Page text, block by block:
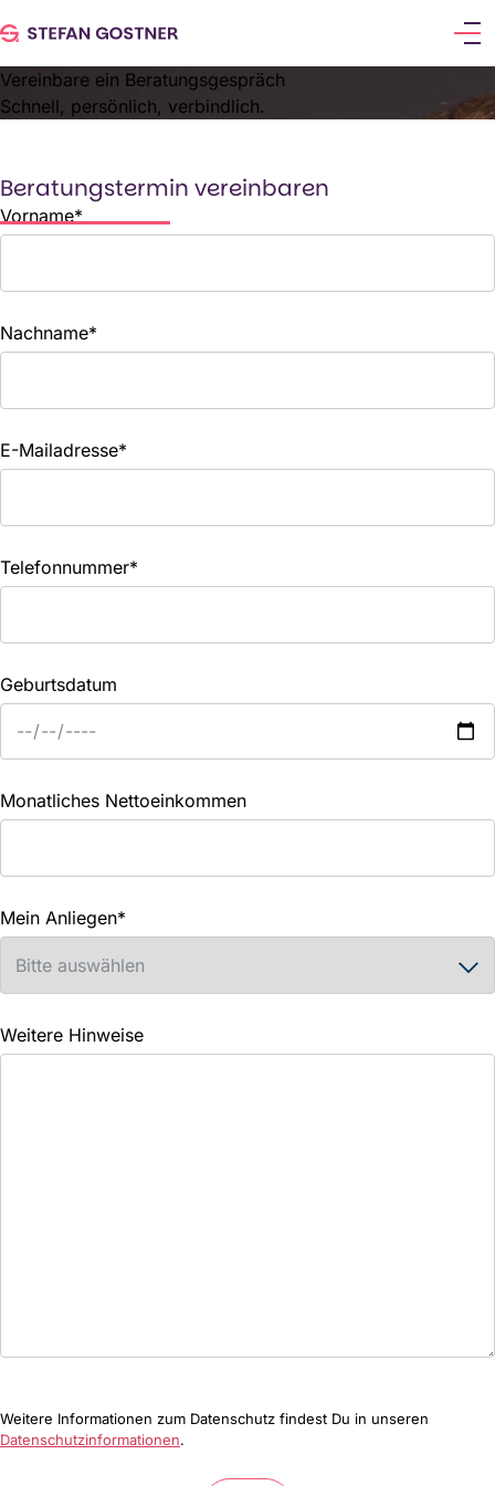
Vereinbare ein Beratungsgespräch
Schnell, persönlich, verbindlich.
Beratungstermin vereinbaren
Vorname*
Nachname*
E-Mailadresse*
Telefonnummer*
Geburtsdatum
Monatliches Nettoeinkommen
Mein Anliegen*
Weitere Hinweise
Weitere Informationen zum Datenschutz findest Du in unseren
Datenschutzinformationen.